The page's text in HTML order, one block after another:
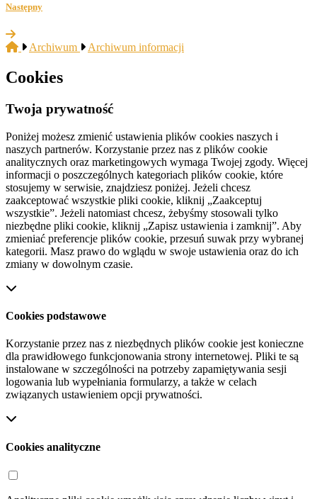
Następny
Archiwum Archiwum informacji
Cookies
Twoja prywatność
Poniżej możesz zmienić ustawienia plików cookies naszych i
naszych partnerów. Korzystanie przez nas z plików cookie
analitycznych oraz marketingowych wymaga Twojej zgody. Więcej
informacji o poszczególnych kategoriach plików cookie, które
stosujemy w serwisie, znajdziesz poniżej. Jeżeli chcesz
zaakceptować wszystkie pliki cookie, kliknij „Zaakceptuj
wszystkie”. Jeżeli natomiast chcesz, żebyśmy stosowali tylko
niezbędne pliki cookie, kliknij „Zapisz ustawienia i zamknij”. Aby
zmieniać preferencje plików cookie, przesuń suwak przy wybranej
kategorii. Masz prawo do wglądu w swoje ustawienia oraz do ich
zmiany w dowolnym czasie.
Cookies podstawowe
Korzystanie przez nas z niezbędnych plików cookie jest konieczne
dla prawidłowego funkcjonowania strony internetowej. Pliki te są
instalowane w szczególności na potrzeby zapamiętywania sesji
logowania lub wypełniania formularzy, a także w celach
związanych ustawieniem opcji prywatności.
Cookies analityczne